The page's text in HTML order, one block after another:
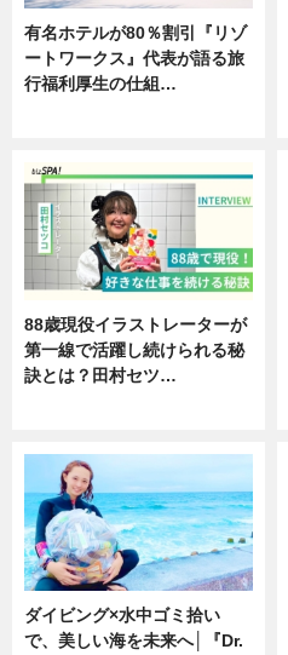
有名ホテルが80％割引『リゾ
ートワークス』代表が語る旅
行福利厚生の仕組…
88歳現役イラストレーターが
第一線で活躍し続けられる秘
訣とは？田村セツ…
ダイビング×水中ゴミ拾い
で、美しい海を未来へ│『Dr.